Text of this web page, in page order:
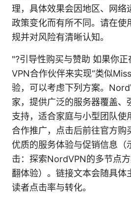
理，具体效果会因地区、网络
政策变化而有所不同。请在使
规并对风险有清晰认知。
"?引导性购买与赞助 如果你
VPN合作伙伴来实现“类似
验，可以考虑下列方案。
家，提供广泛的服务器覆盖、
支持，适合家庭与小型团队使
合作推广，点击后前往官方购
优质的服务体验与促销信息（
击：探索NordVPN的多节点
翻体验）。链接文本会随具体
读者点击率与转化。